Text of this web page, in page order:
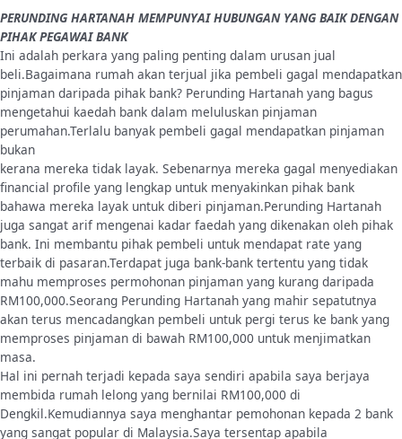
PERUNDING HARTANAH MEMPUNYAI HUBUNGAN YANG BAIK DENGAN
PIHAK PEGAWAI BANK
Ini adalah perkara yang paling penting dalam urusan jual
beli.Bagaimana rumah akan terjual jika pembeli gagal mendapatkan
pinjaman daripada pihak bank? Perunding Hartanah yang bagus
mengetahui kaedah bank dalam meluluskan pinjaman
perumahan.Terlalu banyak pembeli gagal mendapatkan pinjaman
bukan
kerana mereka tidak layak. Sebenarnya mereka gagal menyediakan
financial profile yang lengkap untuk menyakinkan pihak bank
bahawa mereka layak untuk diberi pinjaman.Perunding Hartanah
juga sangat arif mengenai kadar faedah yang dikenakan oleh pihak
bank. Ini membantu pihak pembeli untuk mendapat rate yang
terbaik di pasaran.Terdapat juga bank-bank tertentu yang tidak
mahu memproses permohonan pinjaman yang kurang daripada
RM100,000.Seorang Perunding Hartanah yang mahir sepatutnya
akan terus mencadangkan pembeli untuk pergi terus ke bank yang
memproses pinjaman di bawah RM100,000 untuk menjimatkan
masa.
Hal ini pernah terjadi kepada saya sendiri apabila saya berjaya
membida rumah lelong yang bernilai RM100,000 di
Dengkil.Kemudiannya saya menghantar pemohonan kepada 2 bank
yang sangat popular di Malaysia.Saya tersentap apabila